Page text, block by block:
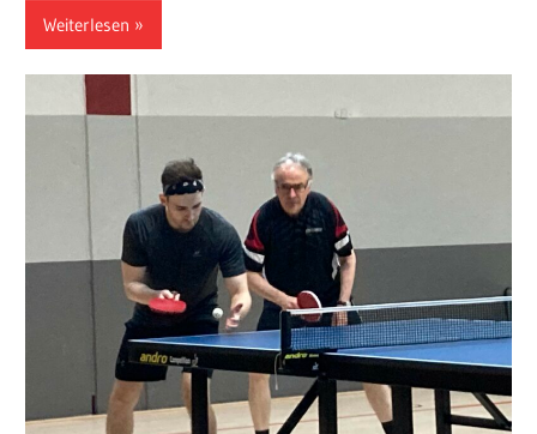
Weiterlesen